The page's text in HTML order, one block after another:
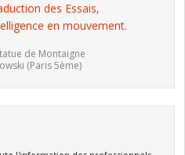
des Essais,
en mouvement.
de Montaigne
(Paris 5ème)